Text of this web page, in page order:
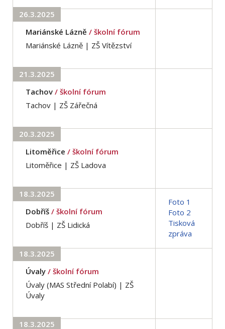
26.3.2025
Mariánské Lázně / školní fórum
Mariánské Lázně | ZŠ Vítězství
21.3.2025
Tachov / školní fórum
Tachov | ZŠ Zářečná
20.3.2025
Litoměřice / školní fórum
Litoměřice | ZŠ Ladova
18.3.2025
Dobříš / školní fórum
Dobříš | ZŠ Lidická
Foto 1
Foto 2
Tisková
zpráva
18.3.2025
Úvaly / školní fórum
Úvaly (MAS Střední Polabí) | ZŠ
Úvaly
18.3.2025